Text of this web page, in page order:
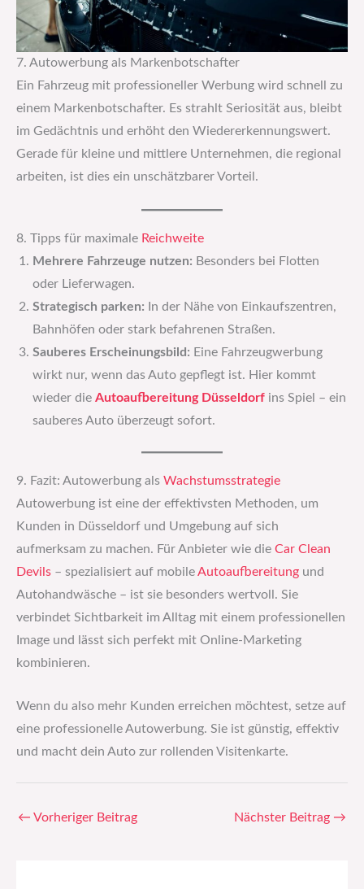
7. Autowerbung als Markenbotschafter
Ein Fahrzeug mit professioneller Werbung wird schnell zu
einem Markenbotschafter. Es strahlt Seriosität aus, bleibt
im Gedächtnis und erhöht den Wiedererkennungswert.
Gerade für kleine und mittlere Unternehmen, die regional
arbeiten, ist dies ein unschätzbarer Vorteil.
8. Tipps für maximale Reichweite
Mehrere Fahrzeuge nutzen: Besonders bei Flotten
oder Lieferwagen.
Strategisch parken: In der Nähe von Einkaufszentren,
Bahnhöfen oder stark befahrenen Straßen.
Sauberes Erscheinungsbild: Eine Fahrzeugwerbung
wirkt nur, wenn das Auto gepflegt ist. Hier kommt
wieder die Autoaufbereitung Düsseldorf ins Spiel – ein
sauberes Auto überzeugt sofort.
9. Fazit: Autowerbung als Wachstumsstrategie
Autowerbung ist eine der effektivsten Methoden, um
Kunden in Düsseldorf und Umgebung auf sich
aufmerksam zu machen. Für Anbieter wie die Car Clean
Devils – spezialisiert auf mobile Autoaufbereitung und
Autohandwäsche – ist sie besonders wertvoll. Sie
verbindet Sichtbarkeit im Alltag mit einem professionellen
Image und lässt sich perfekt mit Online-Marketing
kombinieren.
Wenn du also mehr Kunden erreichen möchtest, setze auf
eine professionelle Autowerbung. Sie ist günstig, effektiv
und macht dein Auto zur rollenden Visitenkarte.
← Vorheriger Beitrag Nächster Beitrag →